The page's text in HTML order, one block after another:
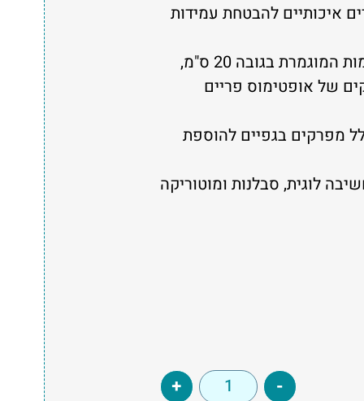
איכותיים להבטחת עמידות
– הדמות המוגמרת בגובה 20 ס"מ,
של אופטימוס פריים
מפרקים בגפיים להוספת
לוגית, סבלנות ומוטוריקה
-
+